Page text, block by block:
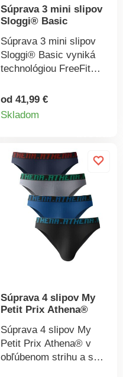
Súprava 3 mini slipov
Sloggi® Basic
Súprava 3 mini slipov
Sloggi® Basic vyniká
technológiou FreeFit
bavlne. Strih mini.
Široký pružný pás s
a rozkrok podšité.
Súprava 3 ks. Standard
100 by Oeko-Tex (n° CQ
1216 / 3 IFTH). Táto
známka označuje
textilné výrobky, ktoré
boli podrobené
laboratórnym testom na
široké spektrum
nad rámec platných
noriem. Bielu bielizeň
perte na 95 °C, farebnú
na 60 °C.
od 41,99 €
Skladom
Súprava 4 slipov My
Petit Prix Athena®
Súprava 4 slipov My
Petit Prix Athena® v
obľúbenom strihu a s